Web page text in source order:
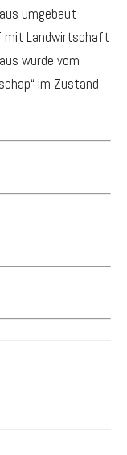
umgebaut
mit Landwirtschaft
wurde vom
im Zustand